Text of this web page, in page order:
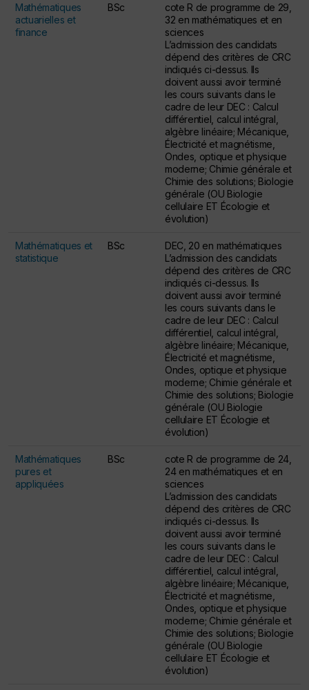
Mathématiques
actuarielles et
finance
BSc
cote R de programme de 29,
32 en mathématiques et en
sciences
L’admission des candidats
dépend des critères de CRC
indiqués ci-dessus. Ils
doivent aussi avoir terminé
les cours suivants dans le
cadre de leur DEC : Calcul
différentiel, calcul intégral,
algèbre linéaire; Mécanique,
Électricité et magnétisme,
Ondes, optique et physique
moderne; Chimie générale et
Chimie des solutions; Biologie
générale (OU Biologie
cellulaire ET Écologie et
évolution)
Mathématiques et
statistique
BSc
DEC, 20 en mathématiques
L’admission des candidats
dépend des critères de CRC
indiqués ci-dessus. Ils
doivent aussi avoir terminé
les cours suivants dans le
cadre de leur DEC : Calcul
différentiel, calcul intégral,
algèbre linéaire; Mécanique,
Électricité et magnétisme,
Ondes, optique et physique
moderne; Chimie générale et
Chimie des solutions; Biologie
générale (OU Biologie
cellulaire ET Écologie et
évolution)
Mathématiques
pures et
appliquées
BSc
cote R de programme de 24,
24 en mathématiques et en
sciences
L’admission des candidats
dépend des critères de CRC
indiqués ci-dessus. Ils
doivent aussi avoir terminé
les cours suivants dans le
cadre de leur DEC : Calcul
différentiel, calcul intégral,
algèbre linéaire; Mécanique,
Électricité et magnétisme,
Ondes, optique et physique
moderne; Chimie générale et
Chimie des solutions; Biologie
générale (OU Biologie
cellulaire ET Écologie et
évolution)